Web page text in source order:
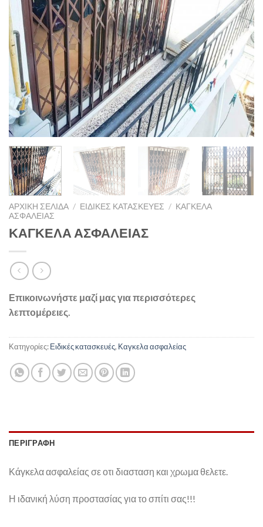
ΑΡΧΙΚΉ ΣΕΛΊΔΑ / ΕΙΔΙΚΈΣ ΚΑΤΑΣΚΕΥΈΣ / ΚΑΓΚΕΛΑ
ΑΣΦΑΛΕΊΑΣ
ΚΑΓΚΕΛΑ ΑΣΦΑΛΕΙΑΣ
Επικοινωνήστε μαζί μας για περισσότερες
λεπτομέρειες.
Κατηγορίες:Ειδικές κατασκευές, Καγκελα ασφαλείας
ΠΕΡΙΓΡΑΦΉ
Κάγκελα ασφαλείας σε οτι διασταση και χρωμα θελετε.
Η ιδανική λύση προστασίας για το σπίτι σας!!!